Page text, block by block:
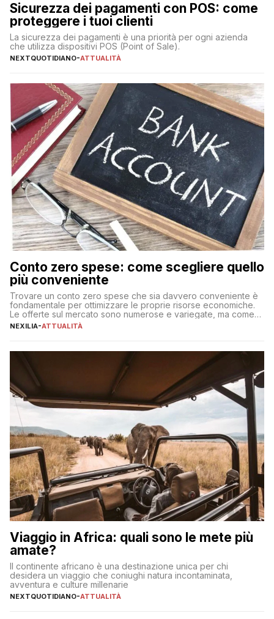
Sicurezza dei pagamenti con POS: come
proteggere i tuoi clienti
La sicurezza dei pagamenti è una priorità per ogni azienda
che utilizza dispositivi POS (Point of Sale).
NEXTQUOTIDIANO-ATTUALITÀ
Conto zero spese: come scegliere quello
più conveniente
Trovare un conto zero spese che sia davvero conveniente è
fondamentale per ottimizzare le proprie risorse economiche.
Le offerte sul mercato sono numerose e variegate, ma come
individuare quella più adatta alle proprie esigenze senza
sul […]
NEXILIA-ATTUALITÀ
Viaggio in Africa: quali sono le mete più
amate?
Il continente africano è una destinazione unica per chi
desidera un viaggio che coniughi natura incontaminata,
avventura e culture millenarie
NEXTQUOTIDIANO-ATTUALITÀ